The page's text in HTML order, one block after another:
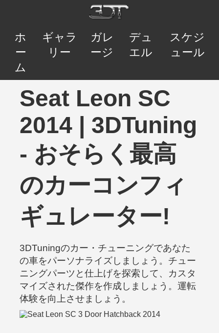
ホ
ー
ム
ギャラ
リー
ガレ
ージ
デュ
エル
スケジ
ュール
Seat Leon SC
2014 | 3DTuning
- おそらく最高
のカーコンフィ
ギュレーター!
3DTuningのカー・チューニングであなた
の車をパーソナライズしましょう。チュー
ニングパーツと仕上げを探索して、カスタ
マイズされた傑作を作成しましょう。運転
体験を向上させましょう。